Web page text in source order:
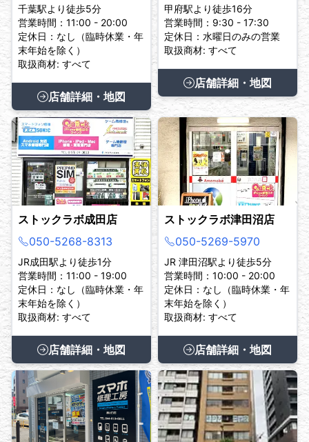
千葉駅より徒歩5分
営業時間：11:00 - 20:00
定休日：なし（臨時休業・年
末年始を除く）
取扱商材: すべて
店舗詳細・地図
甲府駅より徒歩16分
営業時間：9:30 - 17:30
定休日：水曜日のみの営業
取扱商材: すべて
店舗詳細・地図
ストックラボ成田店
050-5268-8313
JR成田駅より徒歩1分
営業時間：11:00 - 19:00
定休日：なし（臨時休業・年
末年始を除く）
取扱商材: すべて
店舗詳細・地図
ストックラボ津田沼店
050-5269-5970
JR 津田沼駅より徒歩5分
営業時間：10:00 - 20:00
定休日：なし（臨時休業・年
末年始を除く）
取扱商材: すべて
店舗詳細・地図